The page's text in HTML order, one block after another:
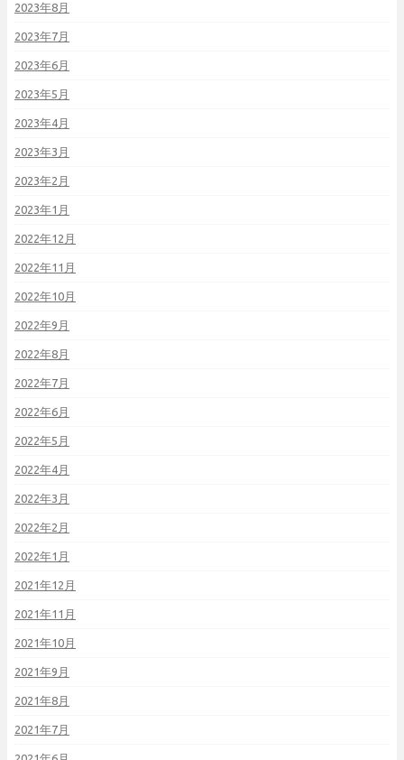
2023年8月
2023年7月
2023年6月
2023年5月
2023年4月
2023年3月
2023年2月
2023年1月
2022年12月
2022年11月
2022年10月
2022年9月
2022年8月
2022年7月
2022年6月
2022年5月
2022年4月
2022年3月
2022年2月
2022年1月
2021年12月
2021年11月
2021年10月
2021年9月
2021年8月
2021年7月